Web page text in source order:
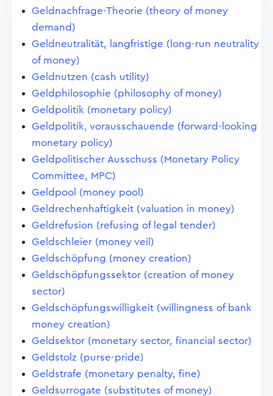
Geldnachfrage-Theorie (theory of money
demand)
Geldneutralität, langfristige (long-run neutrality
of money)
Geldnutzen (cash utility)
Geldphilosophie (philosophy of money)
Geldpolitik (monetary policy)
Geldpolitik, vorausschauende (forward-looking
monetary policy)
Geldpolitischer Ausschuss (Monetary Policy
Committee, MPC)
Geldpool (money pool)
Geldrechenhaftigkeit (valuation in money)
Geldrefusion (refusing of legal tender)
Geldschleier (money veil)
Geldschöpfung (money creation)
Geldschöpfungssektor (creation of money
sector)
Geldschöpfungswilligkeit (willingness of bank
money creation)
Geldsektor (monetary sector, financial sector)
Geldstolz (purse-pride)
Geldstrafe (monetary penalty, fine)
Geldsurrogate (substitutes of money)